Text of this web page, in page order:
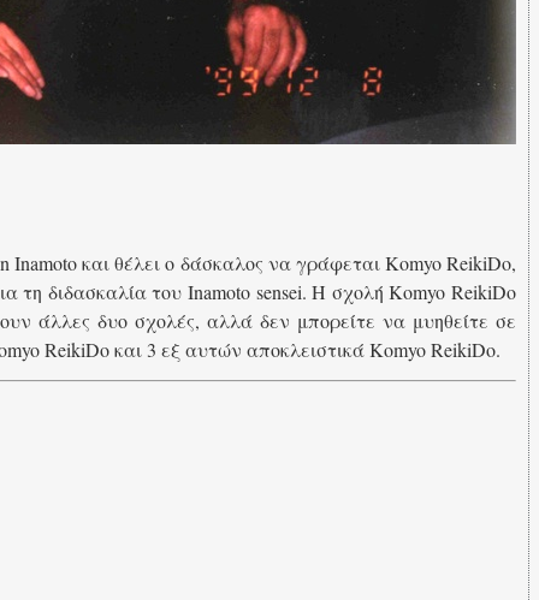
και θέλει ο δάσκαλος να γράφεται Komyo ReikiDo,
τη διδασκαλία του Inamoto sensei. Η σχολή Komyo ReikiDo
άλλες δυο σχολές, αλλά δεν μπορείτε να μυηθείτε σε
ReikiDo και 3 εξ αυτών αποκλειστικά Komyo ReikiDo.